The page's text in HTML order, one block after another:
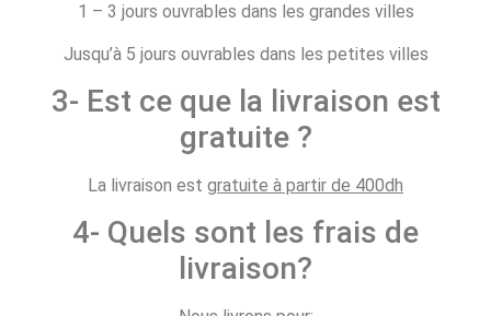
1 – 3 jours ouvrables dans les grandes villes
Jusqu’à 5 jours ouvrables dans les petites villes
3- Est ce que la livraison est
gratuite ?
La livraison est gratuite à partir de 400dh
4- Quels sont les frais de
livraison?